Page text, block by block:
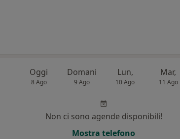
Oggi
8 Ago
Domani
9 Ago
Lun,
10 Ago
Mar,
11 Ago
Non ci sono agende disponibili!
Mostra telefono